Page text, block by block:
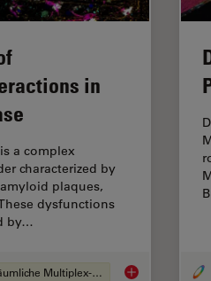
Development
in
a complex
characterized by
plaques,
dysfunctions
by…
Räumliche Multiplex-Analyse Spatial Analysis